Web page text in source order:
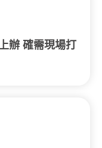
辦 確需現場打